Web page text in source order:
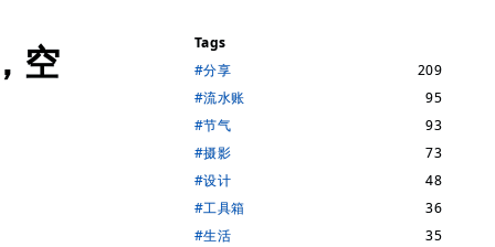
空
Tags
#分享
209
#流水账
95
#节气
93
#摄影
73
#设计
48
#工具箱
36
#生活
35